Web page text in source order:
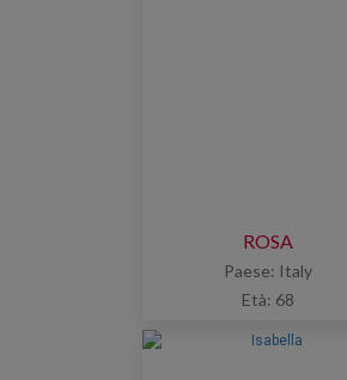
ROSA
Paese: Italy
Età: 68